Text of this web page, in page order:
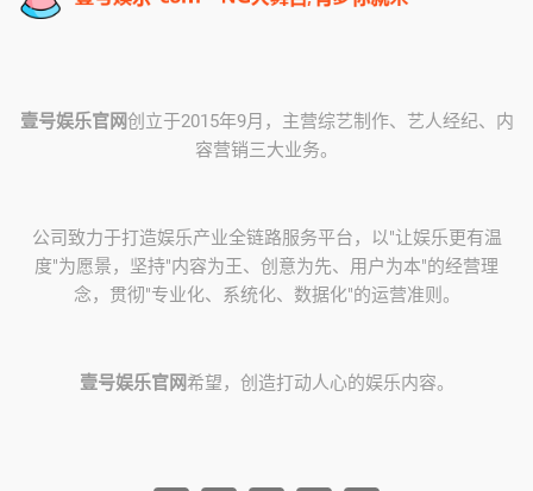
壹号娱乐官网创立于2015年9月，主营综艺制作、艺人经纪、内
容营销三大业务。
公司致力于打造娱乐产业全链路服务平台，以"让娱乐更有温
度"为愿景，坚持"内容为王、创意为先、用户为本"的经营理
念，贯彻"专业化、系统化、数据化"的运营准则。
壹号娱乐官网希望，创造打动人心的娱乐内容。